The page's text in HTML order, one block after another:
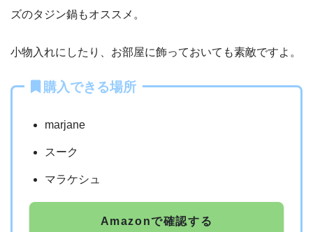
ズのタジン鍋もオススメ。
小物入れにしたり、お部屋に飾っておいても素敵ですよ。
購入できる場所
marjane
スーク
マラケシュ
Amazonで確認する